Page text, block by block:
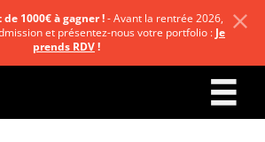
1000€ à gagner !- Avant la rentrée 2026,
et présentez-nous votre portfolio : Je
prends RDV!